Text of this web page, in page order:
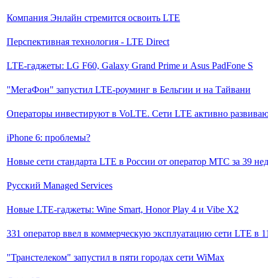
Компания Энлайн стремится освоить LTE
Перспективная технология - LTE Direct
LTE-гаджеты: LG F60, Galaxy Grand Prime и Asus PadFone S
"МегаФон" запустил LTE-роуминг в Бельгии и на Тайвани
Операторы инвестируют в VoLTE. Сети LTE активно
iPhone 6: проблемы?
Новые сети стандарта LTE в России от оператор МТС за 39
Русский Managed Services
Новые LTE-гаджеты: Wine Smart, Honor Play 4 и Vibe X2
331 оператор ввел в коммерческую эксплуатацию сети LTE в
"Транстелеком" запустил в пяти городах сети WiMax